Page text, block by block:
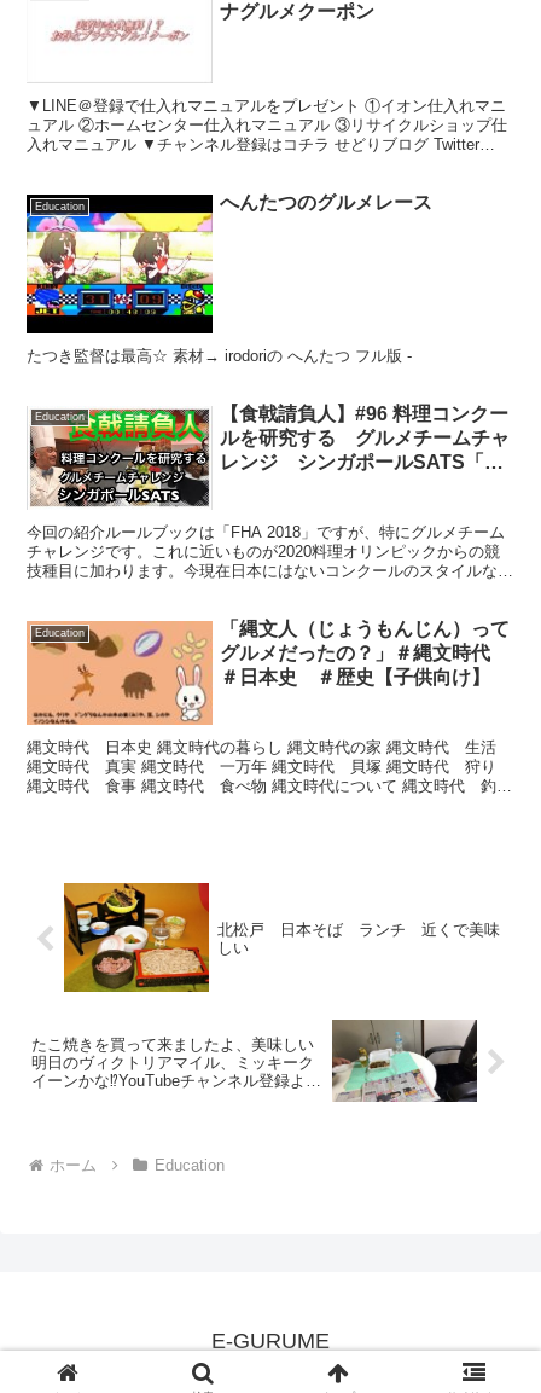
ナグルメクーポン
▼LINE＠登録で仕入れマニュアルをプレゼント ①イオン仕入れマニ
ュアル ②ホームセンター仕入れマニュアル ③リサイクルショップ仕
入れマニュアル ▼チャンネル登録はコチラ せどりブログ Twitter
Education へんたつのグルメレース
たつき監督は最高☆ 素材→ irodoriの へんたつ フル版 -
Education
【食戟請負人】#96 料理コンクー
ルを研究する グルメチームチャ
レンジ シンガポールSATS「イ
今回の紹介ルールブックは「FHA 2018」ですが、特にグルメチーム
チャレンジです。これに近いものが2020料理オリンピックからの競
技種目に加わります。今現在日本にはないコンクールのスタイルなの
Education
「縄文人（じょうもんじん）って
グルメだったの？」＃縄文時代
＃日本史 ＃歴史【子供向け】
縄文時代 日本史 縄文時代の暮らし 縄文時代の家 縄文時代 生活
縄文時代 真実 縄文時代 一万年 縄文時代 貝塚 縄文時代 狩り
縄文時代 食事 縄文時代 食べ物 縄文時代について 縄文時代 釣り
北松戸 日本そば ランチ 近くで美味
しい
たこ焼きを買って来ましたよ、美味しい
明日のヴィクトリアマイル、ミッキーク
イーンかな⁉️YouTubeチャンネル登録よろ
ホーム Education
E-GURUME
© 2008 E-GURUME.